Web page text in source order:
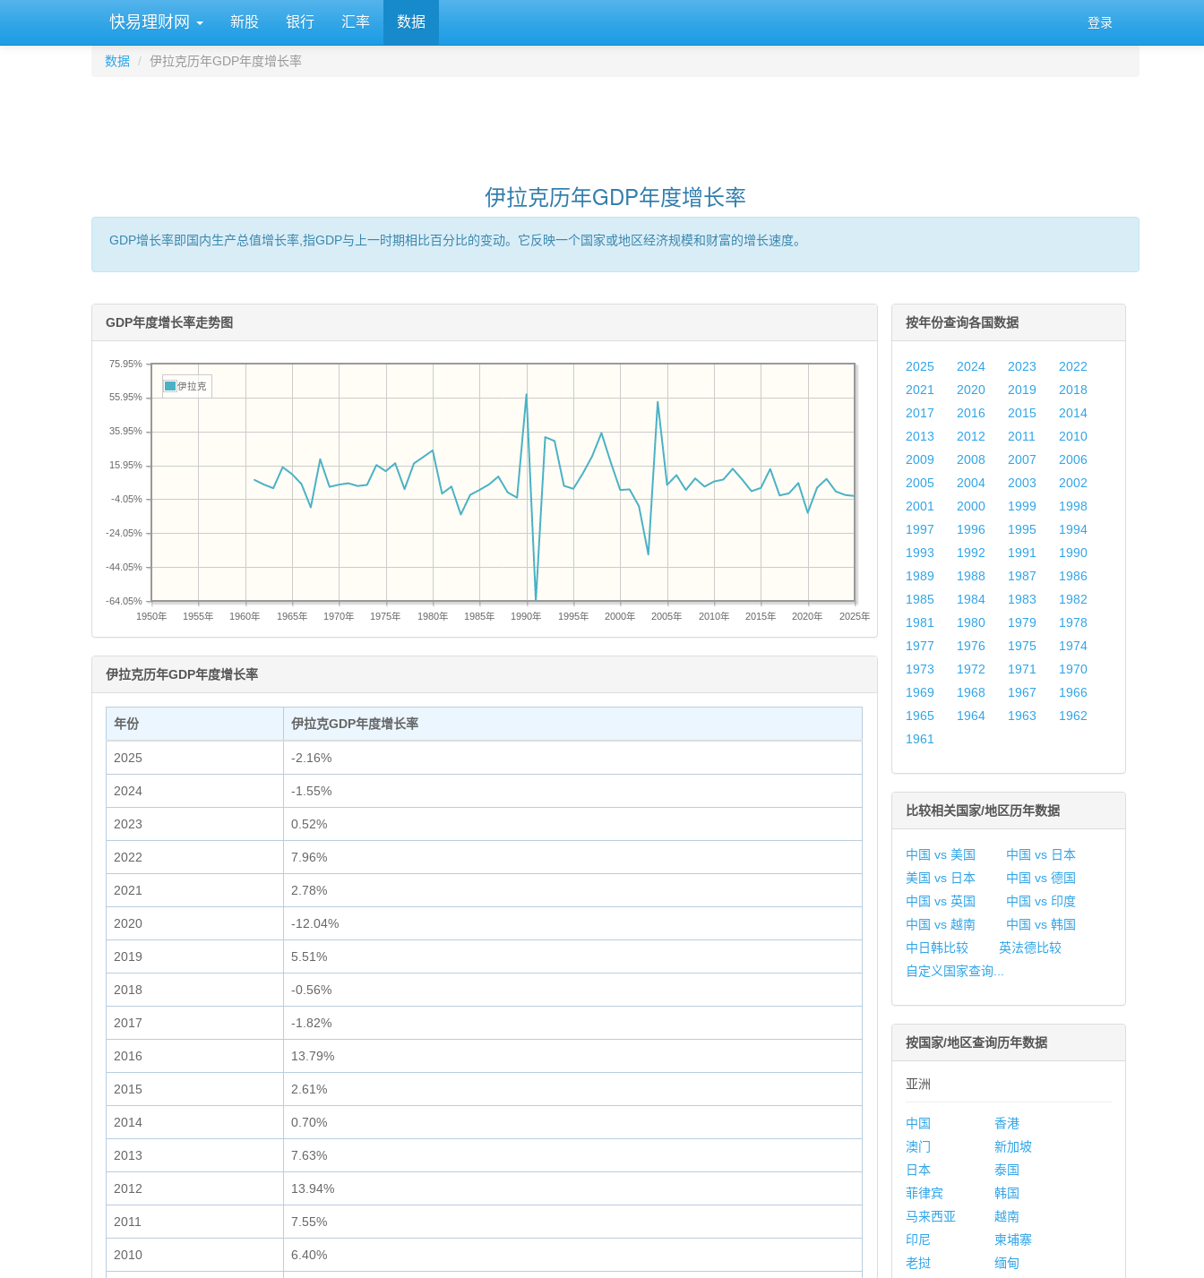
快易理财网 新股 银行 汇率 数据 登录
数据 伊拉克历年GDP年度增长率
伊拉克历年GDP年度增长率
GDP增长率即国内生产总值增长率,指GDP与上一时期相比百分比的变动。它反映一个国家或地区经济规模和财富的增长速度。
GDP年度增长率走势图
1950年 1955年 1960年 1965年 1970年 1975年 1980年 1985年 1990年 1995年 2000年 2005年 2010年 2015年 2020年 2025年
-64.05%
-44.05%
-24.05%
-4.05%
15.95%
35.95%
55.95%
75.95%
伊拉克
伊拉克历年GDP年度增长率
年份 伊拉克GDP年度增长率
2025 -2.16%
2024 -1.55%
2023 0.52%
2022 7.96%
2021 2.78%
2020 -12.04%
2019 5.51%
2018 -0.56%
2017 -1.82%
2016 13.79%
2015 2.61%
2014 0.70%
2013 7.63%
2012 13.94%
2011 7.55%
2010 6.40%
按年份查询各国数据
2025 2024 2023
2022
2021
2020 2019
2018
2017
2016 2015
2014
2013
2012 2011
2010
2009
2008 2007
2006
2005
2004 2003
2002
2001
2000 1999
1998
1997
1996 1995
1994
1993
1992 1991
1990
1989
1988 1987
1986
1985
1984 1983
1982
1981
1980 1979
1978
1977
1976 1975
1974
1973
1972 1971
1970
1969
1968 1967
1966
1965
1964 1963
1962
1961
比较相关国家/地区历年数据
中国 vs 美国
中国 vs 日本
美国 vs 日本
中国 vs 德国
中国 vs 英国
中国 vs 印度
中国 vs 越南
中国 vs 韩国
中日韩比较
英法德比较
自定义国家查询...
按国家/地区查询历年数据
亚洲
中国
香港
澳门
新加坡
日本
泰国
菲律宾
韩国
马来西亚
越南
印尼
柬埔寨
老挝
缅甸